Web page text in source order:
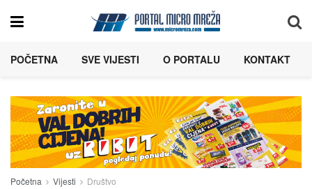
POČETNA SVE VIJESTI O PORTALU KONTAKT
Početna Vijesti Društvo